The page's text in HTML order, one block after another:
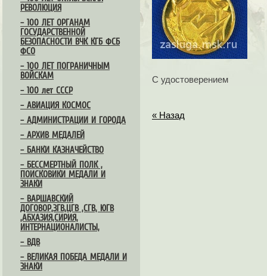
РЕВОЛЮЦИЯ
– 100 ЛЕТ ОРГАНАМ
ГОСУДАРСТВЕННОЙ
БЕЗОПАСНОСТИ ВЧК КГБ ФСБ
ФСО
– 100 ЛЕТ ПОГРАНИЧНЫМ
ВОЙСКАМ
– 100 лет СССР
– АВИАЦИЯ КОСМОС
– АДМИНИСТРАЦИИ И ГОРОДА
– АРХИВ МЕДАЛЕЙ
– БАНКИ КАЗНАЧЕЙСТВО
– БЕССМЕРТНЫЙ ПОЛК ,
ПОИСКОВИКИ МЕДАЛИ И
ЗНАКИ
– ВАРШАВСКИЙ
ДОГОВОР,ЗГВ,ЦГВ ,СГВ, ЮГВ
,АБХАЗИЯ,СИРИЯ,
ИНТЕРНАЦИОНАЛИСТЫ,
– ВДВ
– ВЕЛИКАЯ ПОБЕДА МЕДАЛИ И
ЗНАКИ
С удостоверением
« Назад